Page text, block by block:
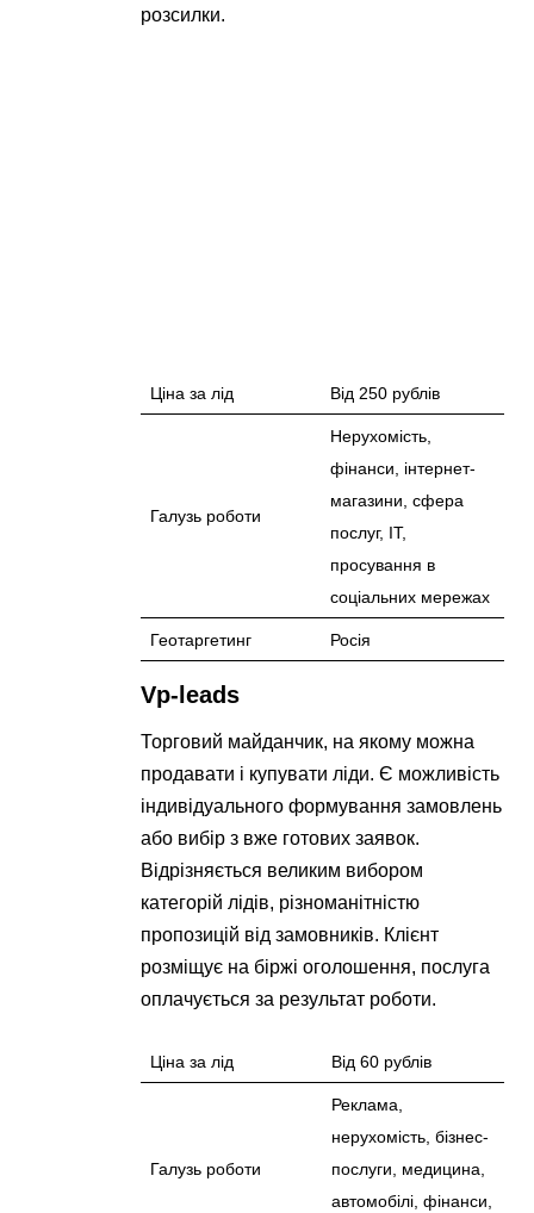
розсилки.
Ціна за лід Від 250 рублів
Галузь роботи
Нерухомість,
фінанси, інтернет-
магазини, сфера
послуг, IT,
просування в
соціальних мережах
Геотаргетинг Росія
Vp-leads
Торговий майданчик, на якому можна
продавати і купувати ліди. Є можливість
індивідуального формування замовлень
або вибір з вже готових заявок.
Відрізняється великим вибором
категорій лідів, різноманітністю
пропозицій від замовників. Клієнт
розміщує на біржі оголошення, послуга
оплачується за результат роботи.
Ціна за лід Від 60 рублів
Галузь роботи
Реклама,
нерухомість, бізнес-
послуги, медицина,
автомобілі, фінанси,